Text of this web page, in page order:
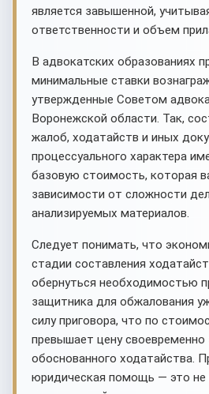
является завышенной,
ответственности и объем
В адвокатских образованиях
минимальные ставки
утвержденные Советом
Воронежской области. Так,
жалоб, ходатайств и иных
процессуального характера
базовую стоимость, которая
зависимости от сложности
анализируемых материалов.
Следует понимать, что
стадии составления
обернуться необходимостью
защитника для обжалования
силу приговора, что по
превышает цену своевременно
обоснованного ходатайства.
юридическая помощь — это не